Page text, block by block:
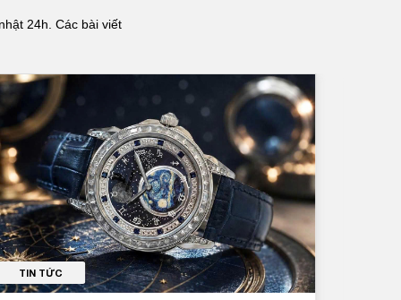
24h. Các bài viết
TIN TỨC